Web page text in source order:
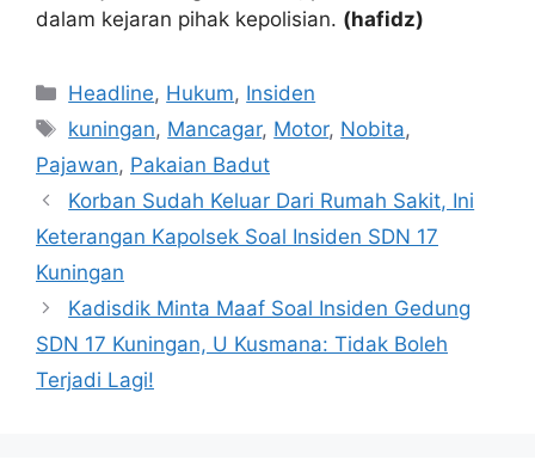
dalam kejaran pihak kepolisian. (hafidz)
Kategori
Headline, Hukum, Insiden
Tag
kuningan, Mancagar, Motor, Nobita,
Pajawan, Pakaian Badut
Korban Sudah Keluar Dari Rumah Sakit, Ini
Keterangan Kapolsek Soal Insiden SDN 17
Kuningan
Kadisdik Minta Maaf Soal Insiden Gedung
SDN 17 Kuningan, U Kusmana: Tidak Boleh
Terjadi Lagi!